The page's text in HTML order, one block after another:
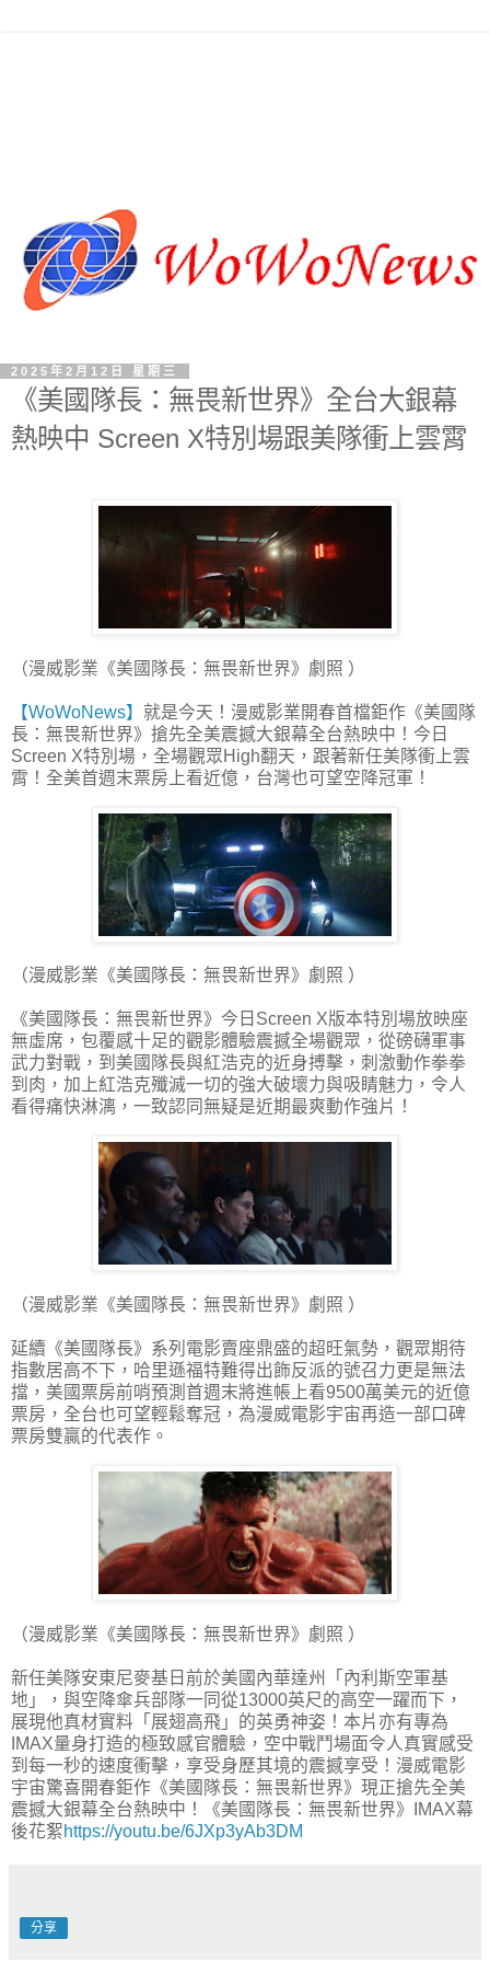
2025年2月12日 星期三
《美國隊長：無畏新世界》全台大銀幕
熱映中 Screen X特別場跟美隊衝上雲霄
（漫威影業《美國隊長：無畏新世界》劇照 ）
【WoWoNews】 就是今天！漫威影業開春首檔鉅作《美國隊
長：無畏新世界》搶先全美震撼大銀幕全台熱映中！今日
Screen X特別場，全場觀眾High翻天，跟著新任美隊衝上雲
霄！全美首週末票房上看近億，台灣也可望空降冠軍！
（漫威影業《美國隊長：無畏新世界》劇照 ）
《美國隊長：無畏新世界》今日Screen X版本特別場放映座
無虛席，包覆感十足的觀影體驗震撼全場觀眾，從磅礴軍事
武力對戰，到美國隊長與紅浩克的近身搏擊，刺激動作拳拳
到肉，加上紅浩克殲滅一切的強大破壞力與吸睛魅力，令人
看得痛快淋漓，一致認同無疑是近期最爽動作強片！
（漫威影業《美國隊長：無畏新世界》劇照 ）
延續《美國隊長》系列電影賣座鼎盛的超旺氣勢，觀眾期待
指數居高不下，哈里遜福特難得出飾反派的號召力更是無法
擋，美國票房前哨預測首週末將進帳上看9500萬美元的近億
票房，全台也可望輕鬆奪冠，為漫威電影宇宙再造一部口碑
票房雙贏的代表作。
（漫威影業《美國隊長：無畏新世界》劇照 ）
新任美隊安東尼麥基日前於美國內華達州「內利斯空軍基
地」，與空降傘兵部隊一同從13000英尺的高空一躍而下，
展現他真材實料「展翅高飛」的英勇神姿！本片亦有專為
IMAX量身打造的極致感官體驗，空中戰鬥場面令人真實感受
到每一秒的速度衝擊，享受身歷其境的震撼享受！漫威電影
宇宙驚喜開春鉅作《美國隊長：無畏新世界》現正搶先全美
震撼大銀幕全台熱映中！《美國隊長：無畏新世界》IMAX幕
後花絮https://youtu.be/6JXp3yAb3DM
分享